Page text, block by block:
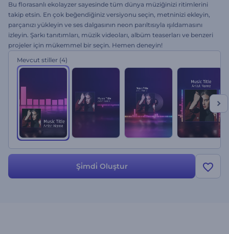
Bu florasanlı ekolayzer sayesinde tüm dünya müziğinizi ritimlerini
takip etsin. En çok beğendiğiniz versiyonu seçin, metninizi ekleyin,
parçanızı yükleyin ve ses dalgasının neon parıltısıyla ışıldamasını
izleyin. Şarkı tanıtımları, müzik videoları, albüm teaserları ve benzeri
projeler için mükemmel bir seçin. Hemen deneyin!
Mevcut stiller (4)
Şi̇mdi̇ Oluştur